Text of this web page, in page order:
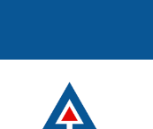
treści